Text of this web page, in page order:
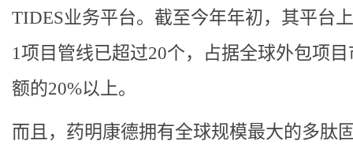
TIDES业务平台。截至今年年初，其平台
1项目管线已超过20个，占据全球外包项
额的20%以上。
而且，药明康德拥有全球规模最大的多肽